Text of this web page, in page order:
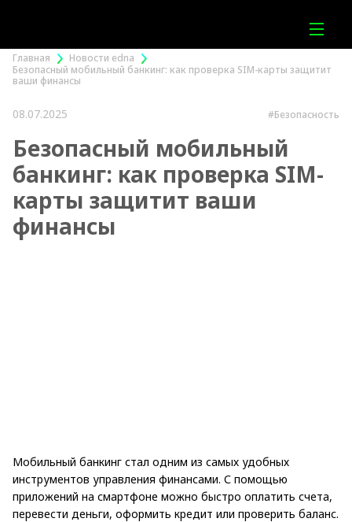
Главная
Новости edna
Безопасный мобильный банкинг: как проверка SIM-карты защитит
ваши финансы
08.07.2025 #Безопасность
Безопасный мобильный
банкинг: как проверка SIM-
карты защитит ваши
финансы
Мобильный банкинг стал одним из самых удобных
инструментов управления финансами. С помощью
приложений на смартфоне можно быстро оплатить счета,
перевести деньги, оформить кредит или проверить баланс.